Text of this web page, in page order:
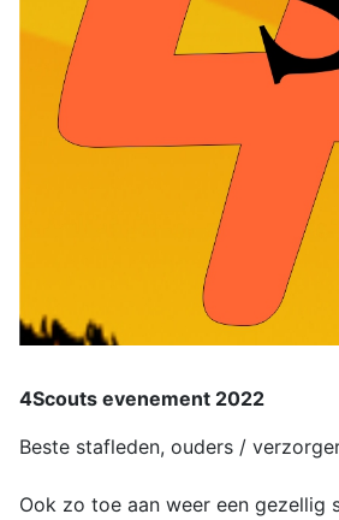
4Scouts evenement 2022
Beste stafleden, ouders /
Ook zo toe aan weer een gezellig